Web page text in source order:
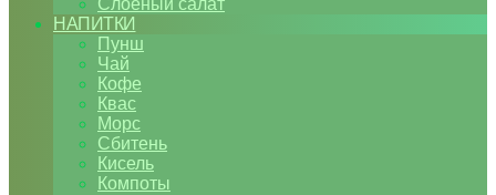
Слоеный салат
НАПИТКИ
Пунш
Чай
Кофе
Квас
Морс
Сбитень
Кисель
Компоты